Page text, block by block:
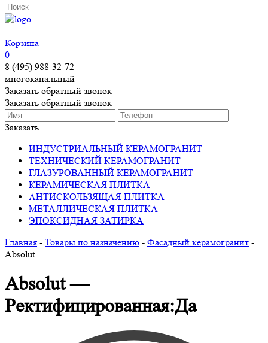
Корзина
0
8 (495) 988-32-72
многоканальный
Заказать обратный звонок
Заказать обратный звонок
Заказать
ИНДУСТРИАЛЬНЫЙ КЕРАМОГРАНИТ
ТЕХНИЧЕСКИЙ КЕРАМОГРАНИТ
ГЛАЗУРОВАННЫЙ КЕРАМОГРАНИТ
КЕРАМИЧЕСКАЯ ПЛИТКА
АНТИСКОЛЬЗЯЩАЯ ПЛИТКА
МЕТАЛЛИЧЕСКАЯ ПЛИТКА
ЭПОКСИДНАЯ ЗАТИРКА
Главная - Товары по назначению - Фасадный керамогранит -
Absolut
Absolut —
Ректифицированная:Да